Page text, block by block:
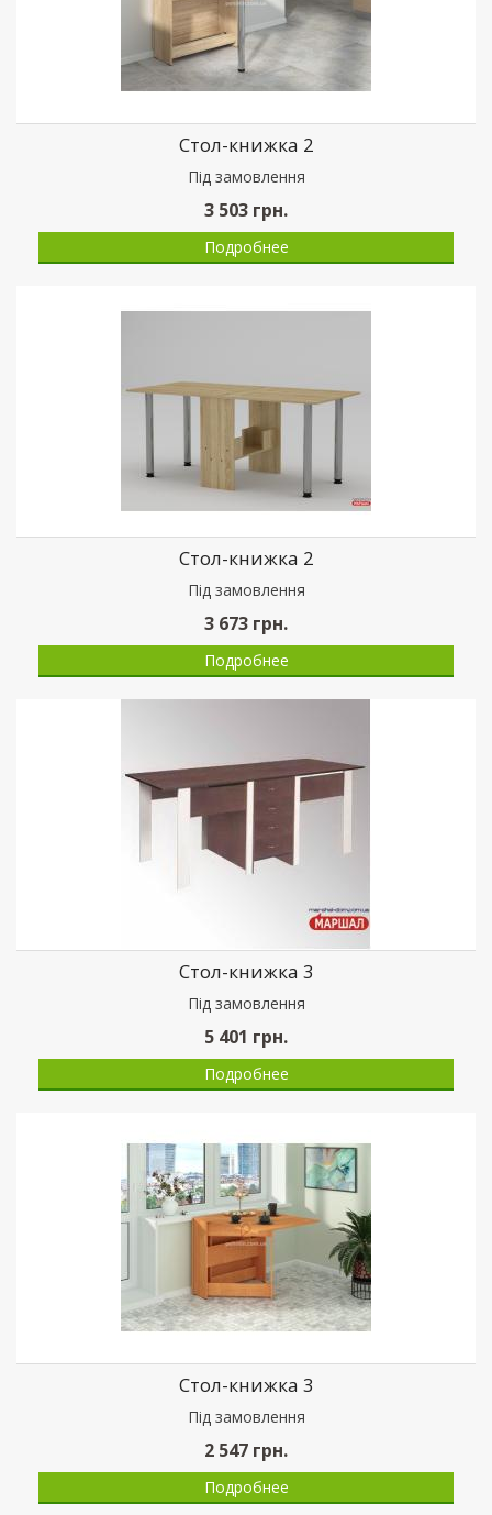
Стол-книжка 2
Пiд замовлення
3 503 грн.
Подробнее
Стол-книжка 2
Пiд замовлення
3 673 грн.
Подробнее
Стол-книжка 3
Пiд замовлення
5 401 грн.
Подробнее
Стол-книжка 3
Пiд замовлення
2 547 грн.
Подробнее